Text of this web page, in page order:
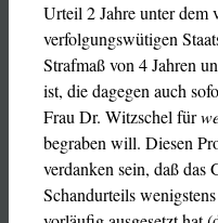
Urteil 2 Jahre unter dem
verfolgungswütigen
Strafmaß von 4 Jahren
ist, die dagegen auch
Frau Dr. Witzschel für
begraben will. Diesen
verdanken sein, daß das
Schandurteils